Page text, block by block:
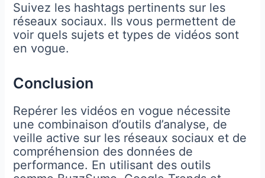
Suivez les hashtags pertinents sur les
réseaux sociaux. Ils vous permettent de
voir quels sujets et types de vidéos sont
en vogue.
Conclusion
Repérer les vidéos en vogue nécessite
une combinaison d’outils d’analyse, de
veille active sur les réseaux sociaux et de
compréhension des données de
performance. En utilisant des outils